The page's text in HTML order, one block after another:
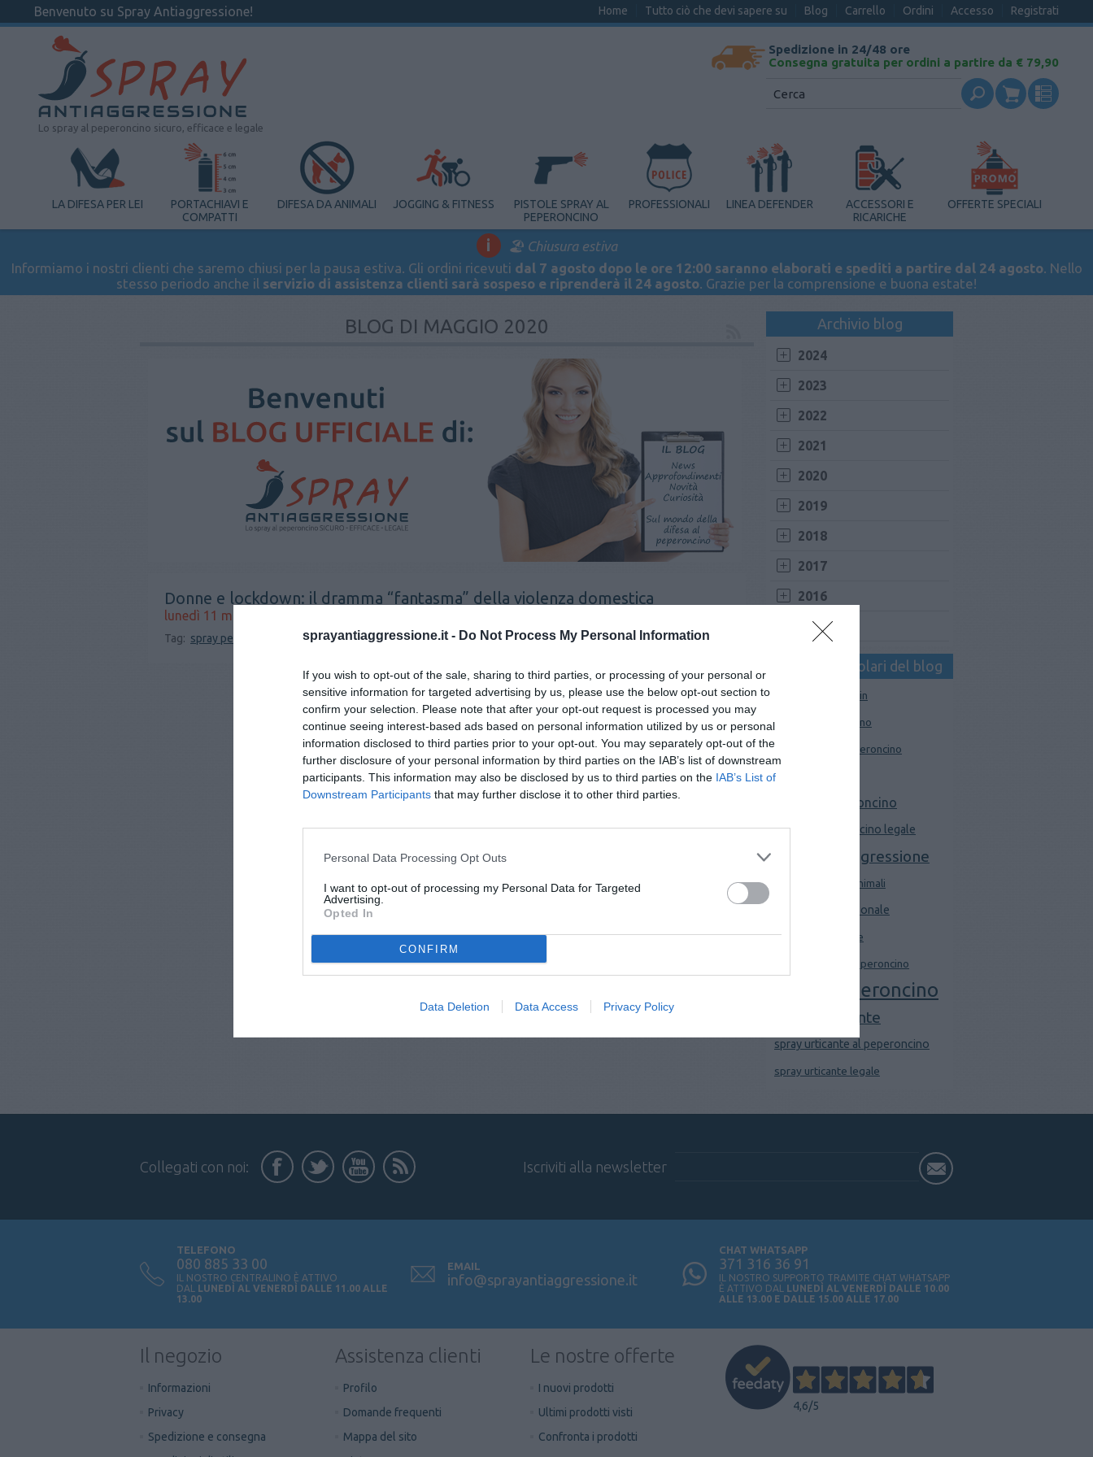
sprayantiaggressione.it - Do Not Process My Personal Information
If you wish to opt-out of the sale, sharing to third parties, or processing of your personal or
sensitive information for targeted advertising by us, please use the below opt-out section to
confirm your selection. Please note that after your opt-out request is processed you may
continue seeing interest-based ads based on personal information utilized by us or personal
information disclosed to third parties prior to your opt-out. You may separately opt-out of the
further disclosure of your personal information by third parties on the IAB’s list of downstream
participants. This information may also be disclosed by us to third parties on the IAB’s List of
Downstream Participants that may further disclose it to other third parties.
Personal Data Processing Opt Outs
I want to opt-out of processing my Personal Data for Targeted
Advertising.
Opted In
CONFIRM
Data Deletion Data Access Privacy Policy
Benvenuto su Spray Antiaggressione! Accesso Registrati
Home Tutto ciò che devi sapere su Blog Carrello Ordini
Lo spray al peperoncino sicuro, efficace e legale
Spedizione in 24/48 ore
Consegna gratuita per ordini a partire da € 79,90
LA DIFESA PER LEI
PORTACHIAVI E
COMPATTI
DIFESA DA ANIMALI JOGGING & FITNESS
PISTOLE SPRAY AL
PEPERONCINO
PROFESSIONALI LINEA DEFENDER
ACCESSORI E
RICARICHE
OFFERTE SPECIALI
i
🏖️ Chiusura estiva
Informiamo i nostri clienti che saremo chiusi per la pausa estiva. Gli ordini ricevuti dal 7 agosto dopo le ore 12:00 saranno elaborati e spediti a partire dal 24 agosto. Nello
stesso periodo anche il servizio di assistenza clienti sarà sospeso e riprenderà il 24 agosto. Grazie per la comprensione e buona estate!
BLOG DI MAGGIO 2020
Donne e lockdown: il dramma “fantasma” della violenza domestica
lunedì 11 maggio 2020
Tag: spray peperoncino spray antiaggressionespray urticante spray al peperoncino
Archivio blog
2024
2023
2022
2021
2020
2019
2018
2017
2016
2015
I tag più popolari del blog
Mace Muzzle Canin
pistola peperoncino
pistola spray peperoncino
Sabre GTM 3000
spray al peperoncino
spray al peperoncino legale
spray antiaggressione
spray difesa da animali
spray difesa personale
spray igienizzante
spray legale al peperoncino
spray peperoncino
spray urticante
spray urticante al peperoncino
spray urticante legale
Collegati con noi: Iscriviti alla newsletter
TELEFONO
080 885 33 00
IL NOSTRO CENTRALINO È ATTIVO
DAL LUNEDÌ AL VENERDÌ DALLE 11.00 ALLE
13.00
EMAIL
info@sprayantiaggressione.it
CHAT WHATSAPP
371 316 36 91
IL NOSTRO SUPPORTO TRAMITE CHAT WHATSAPP
È ATTIVO DAL
LUNEDÌ AL VENERDÌ DALLE 10.00
ALLE 13.00 E DALLE 15.00 ALLE 17.00
Il negozio
Informazioni
Privacy
Spedizione e consegna
Assistenza clienti
Profilo
Domande frequenti
Mappa del sito
Le nostre offerte
I nuovi prodotti
Ultimi prodotti visti
Confronta i prodotti
4,6/5